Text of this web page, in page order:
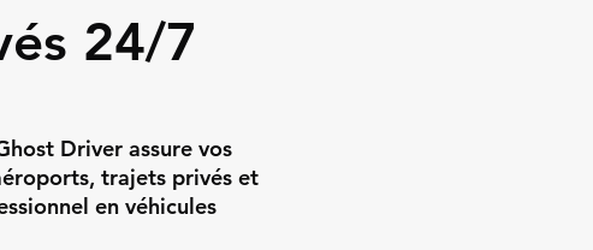
24/7
Driver assure vos
trajets privés et
en véhicules